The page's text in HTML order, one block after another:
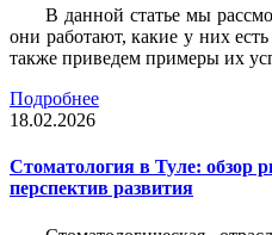
В данной статье мы
они работают, какие у них
также приведем примеры их
Подробнее
18.02.2026
Стоматология в Туле: обзор
перспектив развития